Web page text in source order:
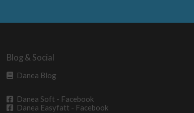
Blog & Social
Danea Blog
Danea Soft - Facebook
Danea Easyfatt - Facebook